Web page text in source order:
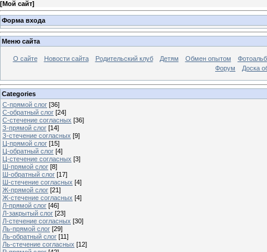
[Мой сайт]
Форма входа
Меню сайта
О сайте Новости сайта Родительский клуб Детям Обмен опытом
Форум
Доска
Categories
С-прямой слог [36]
С-обратный слог [24]
С-стечение согласных [36]
З-прямой слог [14]
З-стечение согласных [9]
Ц-прямой слог [15]
Ц-обратный слог [4]
Ц-стечение согласных [3]
Ш-прямой слог [8]
Ш-обратный слог [17]
Ш-стечение согласных [4]
Ж-прямой слог [21]
Ж-стечение согласных [4]
Л-прямой слог [46]
Л-закрытый слог [23]
Л-стечение согласных [30]
Ль-прямой слог [29]
Ль-обратный слог [11]
Ль-стечение согласных [12]